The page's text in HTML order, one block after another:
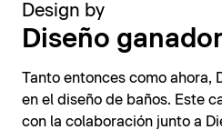
Design by
Diseño ganador
Tanto entonces como ahora,
en el diseño de baños. Este
con la colaboración junto a